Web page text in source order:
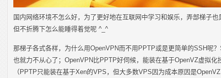
国内网络环境不怎么好，为了更好地在互联网中学习和娱乐，弄部梯子
但不折腾下怎么能睡得着觉呢 ^_^
那梯子各式各样，为什么用OpenVPN而不用PPTP或是更简单的SSH呢
也就力不从心了；OpenVPN比PPTP好伺候，能装在基于OpenVZ虚拟
（PPTP只能装在基于Xen的VPS，但大多数VPS因为成本原因是